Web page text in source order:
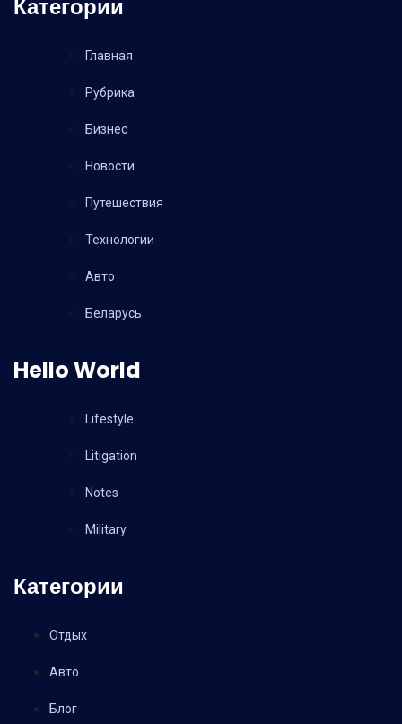
Категории
Главная
Рубрика
Бизнес
Новости
Путешествия
Технологии
Авто
Беларусь
Hello World
Lifestyle
Litigation
Notes
Military
Категории
Отдых
Авто
Блог